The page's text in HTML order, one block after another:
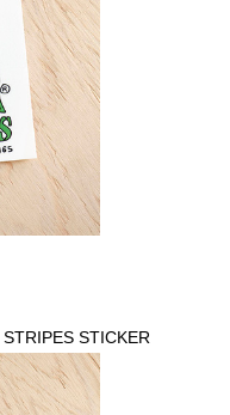
STICKER